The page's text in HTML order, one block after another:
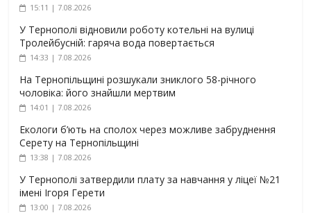
15:11 | 7.08.2026
У Тернополі відновили роботу котельні на вулиці
Тролейбусній: гаряча вода повертається
14:33 | 7.08.2026
На Тернопільщині розшукали зниклого 58-річного
чоловіка: його знайшли мертвим
14:01 | 7.08.2026
Екологи б’ють на сполох через можливе забруднення
Серету на Тернопільщині
13:38 | 7.08.2026
У Тернополі затвердили плату за навчання у ліцеї №21
імені Ігоря Герети
13:00 | 7.08.2026